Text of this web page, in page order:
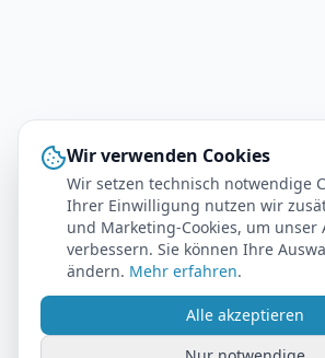
Wir verwenden Cookies
Wir setzen technisch notwendige
Ihrer Einwilligung nutzen wir
und Marketing-Cookies, um unser
verbessern. Sie können Ihre
ändern. Mehr erfahren.
Alle akzeptieren